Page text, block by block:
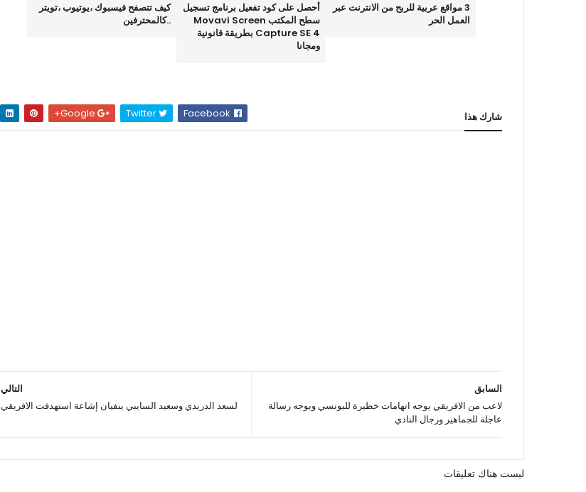
3 مواقع عربية للربح من الانترنت عبر
العمل الحر
أحصل على كود تفعيل برنامج تسجيل
سطح المكتب Movavi Screen
Capture SE 4 بطريقة قانونية
ومجانا
كيف تتصفح فيسبوك ،يوتيوب ،تويتر
..كالمحترفين
شارك هذا Twitter
التالي
لسعد الدريدي وسعيد السايبي ينفيان إشاعة استهدفت الافريقي
السابق
لاعب من الافريقي يوجه اتهامات خطيرة لليونسي ويوجه رسالة
عاجلة للجماهير ورجال النادي
ليست هناك تعليقات